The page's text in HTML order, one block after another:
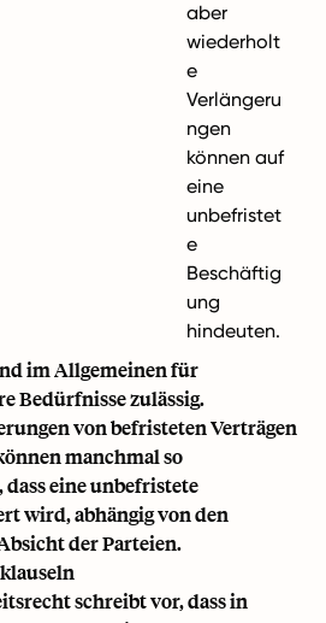
aber
wiederholt
e
Verlängeru
ngen
können auf
eine
unbefristet
e
Beschäftig
ung
hindeuten.
im Allgemeinen für
Bedürfnisse zulässig.
von befristeten Verträgen
manchmal so
eine unbefristete
wird, abhängig von den
der Parteien.
schreibt vor, dass in